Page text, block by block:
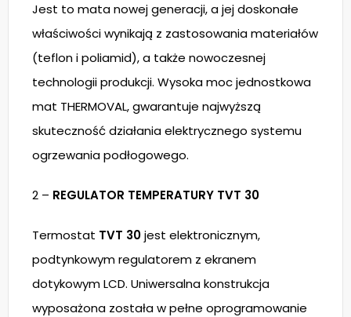
Jest to mata nowej generacji, a jej doskonałe
właściwości wynikają z zastosowania materiałów
(teflon i poliamid), a także nowoczesnej
technologii produkcji. Wysoka moc jednostkowa
mat THERMOVAL, gwarantuje najwyższą
skuteczność działania elektrycznego systemu
ogrzewania podłogowego.
2 – REGULATOR TEMPERATURY TVT 30
Termostat TVT 30jest elektronicznym,
podtynkowym regulatorem z ekranem
dotykowym LCD. Uniwersalna konstrukcja
wyposażona została w pełne oprogramowanie